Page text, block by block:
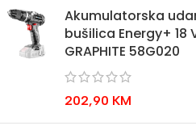
Akumulatorska
bušilica Energy+ 18
GRAPHITE 58G020
202,90 KM